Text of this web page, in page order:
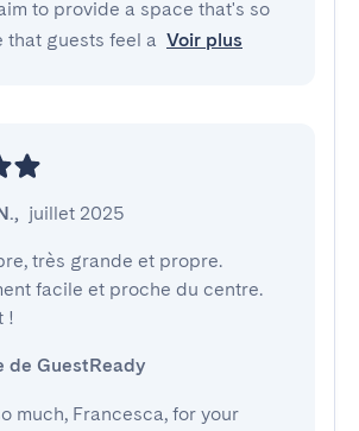
to provide a space that's so
that guests feel a Voir plus
, juillet 2025
très grande et propre.
facile et proche du centre.
!
de GuestReady
much, Francesca, for your